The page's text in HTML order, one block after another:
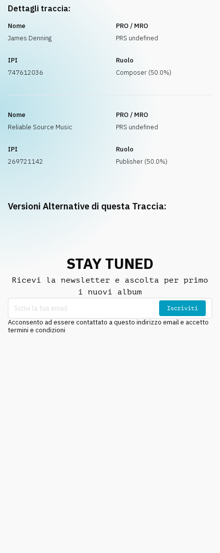
Dettagli traccia:
Nome
James Denning
PRO / MRO
PRS undefined
IPI
747612036
Ruolo
Composer (50.0%)
Nome
Reliable Source Music
PRO / MRO
PRS undefined
IPI
269721142
Ruolo
Publisher (50.0%)
Versioni Alternative di questa Traccia:
STAY TUNED
Ricevi la newsletter e ascolta per primo
i nuovi album
Iscriviti
Acconsento ad essere contattato a questo indirizzo email e accetto
termini e condizioni